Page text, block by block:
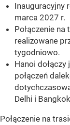
Inauguracyjny
marca 2027 r.
Połączenie
realizowane
tygodniowo.
Hanoi
połączeń
Delhi i
Połączenie na